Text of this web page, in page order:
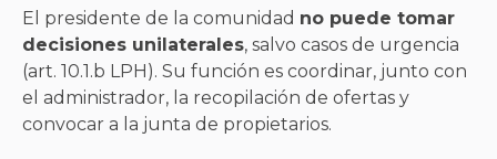
El presidente de la comunidad no puede tomar
decisiones unilaterales, salvo casos de urgencia
(art. 10.1.b LPH). Su función es coordinar, junto con
el administrador, la recopilación de ofertas y
convocar a la junta de propietarios.